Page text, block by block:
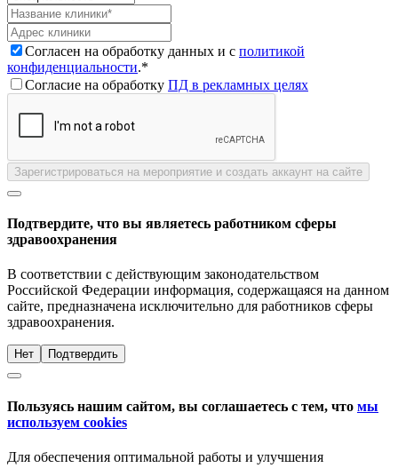
Согласен на обработку данных и с политикой
конфиденциальности.*
Согласие на обработку ПД в рекламных целях
Зарегистрироваться на мероприятие и создать аккаунт на сайте
Подтвердите, что вы являетесь работником сферы
здравоохранения
В соответствии с действующим законодательством
Российской Федерации информация, содержащаяся на данном
сайте, предназначена исключительно для работников сферы
здравоохранения.
Нет Подтвердить
Пользуясь нашим сайтом, вы соглашаетесь с тем, что мы
используем cookies
Для обеспечения оптимальной работы и улучшения